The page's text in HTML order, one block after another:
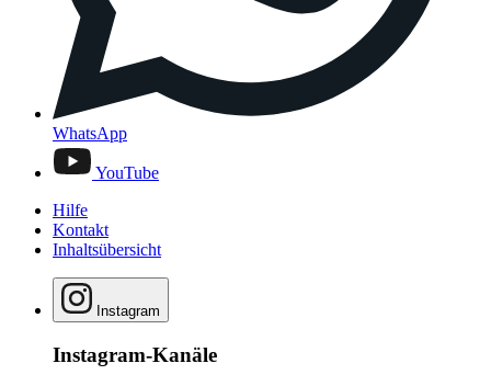
WhatsApp
YouTube
Hilfe
Kontakt
Inhaltsübersicht
Instagram
Instagram-Kanäle